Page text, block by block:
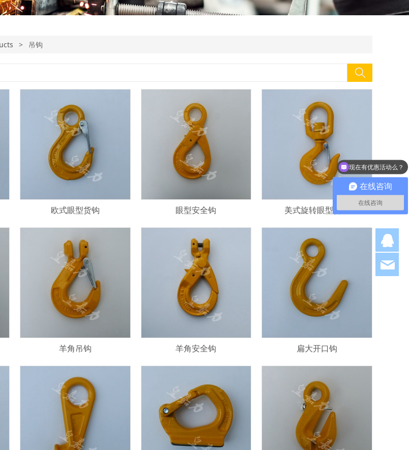
> 吊钩
欧式眼型货钩 眼型安全钩 美式旋转眼型货钩
羊角吊钩 羊角安全钩 扁大开口钩
在线咨询
在线咨询
现在有优惠活动么？